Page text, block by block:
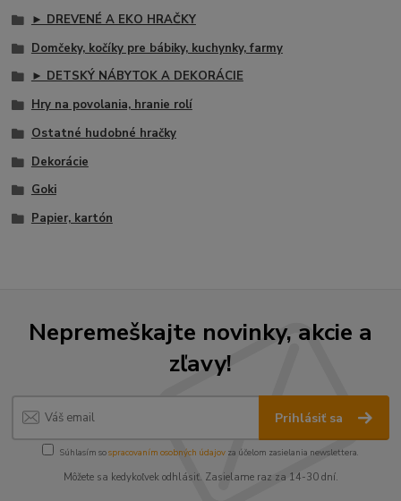
► DREVENÉ A EKO HRAČKY
Domčeky, kočíky pre bábiky, kuchynky, farmy
► DETSKÝ NÁBYTOK A DEKORÁCIE
Hry na povolania, hranie rolí
Ostatné hudobné hračky
Dekorácie
Goki
Papier, kartón
Nepremeškajte novinky, akcie a
zľavy!
Prihlásiť sa
Súhlasím sospracovaním osobných údajov za účelom zasielania newslettera.
Môžete sa kedykoľvek odhlásiť. Zasielame raz za 14-30 dní.